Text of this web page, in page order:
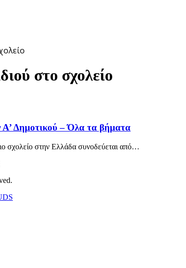
στο σχολείο
Α’ Δημοτικού – Όλα τα βήματα
σχολείο στην Ελλάδα συνοδεύεται από…